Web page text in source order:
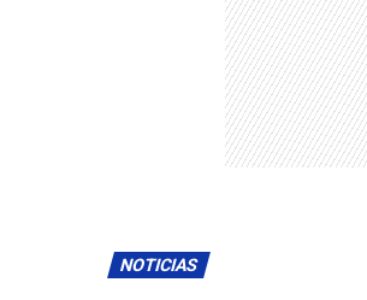
NOTICIAS